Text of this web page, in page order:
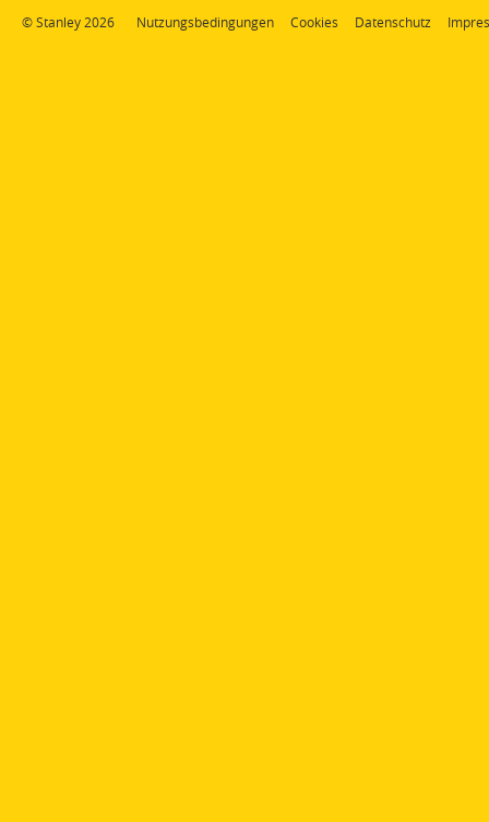
© Stanley 2026 Nutzungsbedingungen Cookies Datenschutz